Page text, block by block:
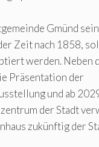
Gmünd
Zeit nach 1858,
werden. Neben
Präsentation der
und ab
der Stadt
zukünftig der